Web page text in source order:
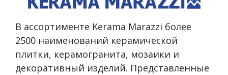
В ассортименте Kerama Marazzi более
2500 наименований керамической
плитки, керамогранита, мозаики и
декоративный изделий. Представленные